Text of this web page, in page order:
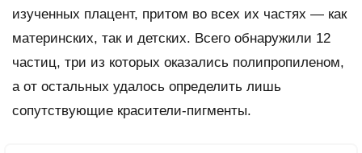
изученных плацент, притом во всех их частях — как
материнских, так и детских. Всего обнаружили 12
частиц, три из которых оказались полипропиленом,
а от остальных удалось определить лишь
сопутствующие красители-пигменты.